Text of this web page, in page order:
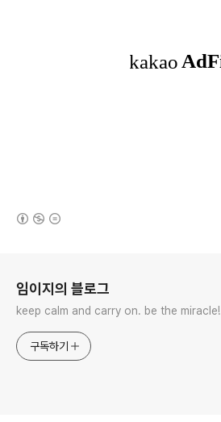
임이지의 블로그
keep calm and carry on. be the miracle!
구독하기